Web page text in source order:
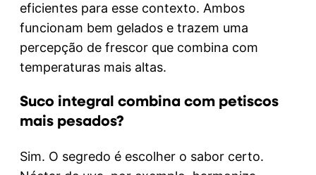
eficientes para esse contexto. Ambos
funcionam bem gelados e trazem uma
percepção de frescor que combina com
temperaturas mais altas.
Suco integral combina com petiscos
mais pesados?
Sim. O segredo é escolher o sabor certo.